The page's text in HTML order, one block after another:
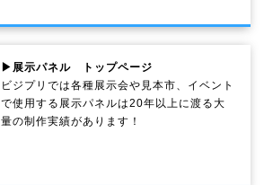
▶展示パネル トップページ
ビジプリでは各種展示会や見本市、イベント
で使用する展示パネルは20年以上に渡る大
量の制作実績があります！